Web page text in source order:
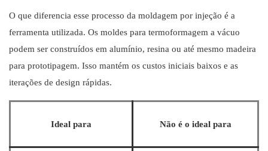
O que diferencia esse processo da moldagem por injeção é a
ferramenta utilizada. Os moldes para termoformagem a vácuo
podem ser construídos em alumínio, resina ou até mesmo madeira
para prototipagem. Isso mantém os custos iniciais baixos e as
iterações de design rápidas.
Ideal para Não é o ideal para